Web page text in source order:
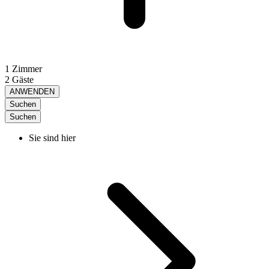
1 Zimmer
2 Gäste
ANWENDEN
Suchen
Suchen
Sie sind hier